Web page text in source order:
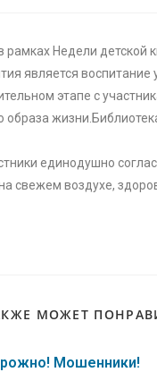
рамках Недели
является
этапе с
образа
единодушно
свежем воздухе,
МОЖЕТ
Мошенники!